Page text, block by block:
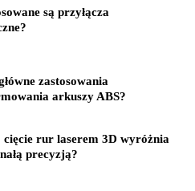
są przyłącza
zastosowania
arkuszy ABS?
cięcie rur laserem 3D wyróżnia
precyzją?